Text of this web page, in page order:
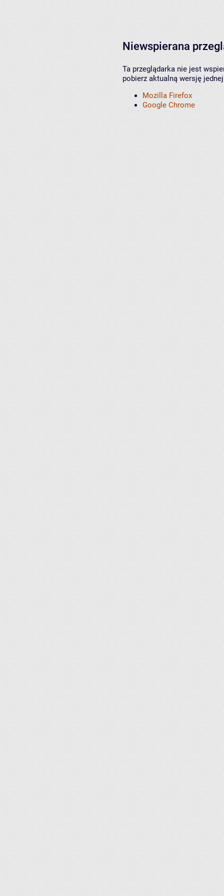
Niewspierana
Ta przeglądarka nie jest
pobierz aktualną wersję
Mozilla Firefox
Google Chrome